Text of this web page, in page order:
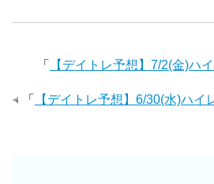
「 【デイトレ予想】7/2(金)ハ
「 【デイトレ予想】6/30(水)ハイ